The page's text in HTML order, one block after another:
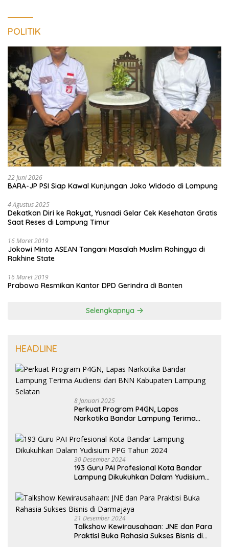
POLITIK
22 Juni 2026
BARA-JP PSI Siap Kawal Kunjungan Joko Widodo di Lampung
4 Agustus 2025
Dekatkan Diri ke Rakyat, Yusnadi Gelar Cek Kesehatan Gratis
Saat Reses di Lampung Timur
16 Maret 2019
Jokowi Minta ASEAN Tangani Masalah Muslim Rohingya di
Rakhine State
16 Maret 2019
Prabowo Resmikan Kantor DPD Gerindra di Banten
Selengkapnya
HEADLINE
8 Januari 2025
Perkuat Program P4GN, Lapas
Narkotika Bandar Lampung Terima
Selatan
30 Desember 2024
193 Guru PAI Profesional Kota Bandar
Lampung Dikukuhkan Dalam Yudisium
21 Desember 2024
Talkshow Kewirausahaan: JNE dan Para
Praktisi Buka Rahasia Sukses Bisnis di